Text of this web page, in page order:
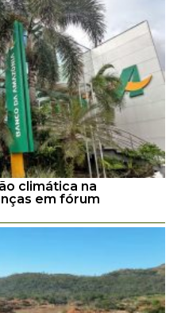
climática na
em fórum